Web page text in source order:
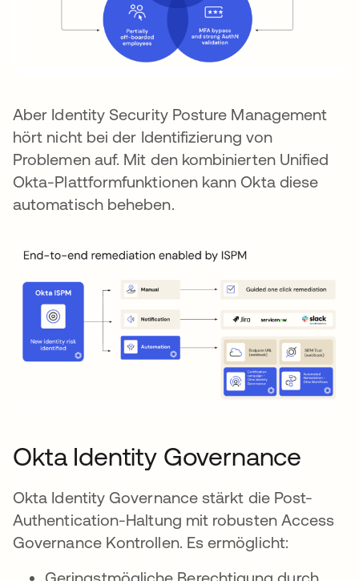
Aber Identity Security Posture Management
hört nicht bei der Identifizierung von
Problemen auf. Mit den kombinierten Unified
Okta-Plattformfunktionen kann Okta diese
automatisch beheben.
Okta Identity Governance
Okta Identity Governance stärkt die Post-
Authentication-Haltung mit robusten Access
Governance Kontrollen. Es ermöglicht: